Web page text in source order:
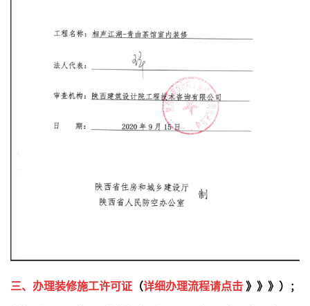
三、 办理装修施工许可证 （详细办理流程请点击》》》 ） ；